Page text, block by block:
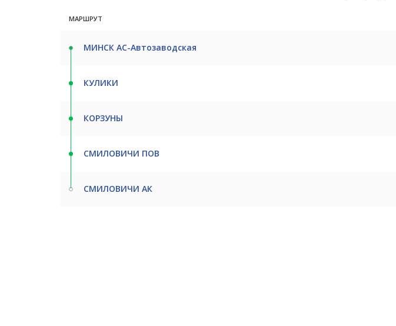
МАРШРУТ
МИНСК АС-Автозаводская
КУЛИКИ
КОРЗУНЫ
СМИЛОВИЧИ ПОВ
СМИЛОВИЧИ АК